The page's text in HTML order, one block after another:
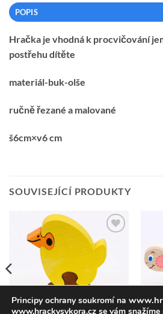
POPIS
Hračka je vhodná k procvičování
postřehu dítěte
materiál-buk-olše
ručně řezané a malované
š6cm×v6 cm
SOUVISEJÍCÍ PRODUKTY
Přidat k
oblíbeným
HRAČKY
Principy ochrany soukromí na
www.hrackysykora.cz se vám